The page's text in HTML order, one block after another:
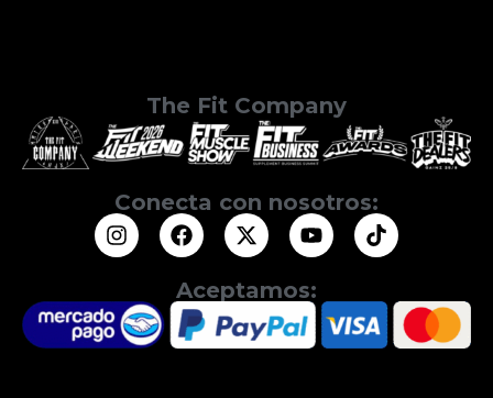
The Fit Company
Conecta con nosotros:
Aceptamos: